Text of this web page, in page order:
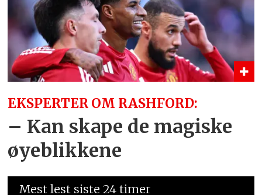
EKSPERTER OM RASHFORD:
– Kan skape de magiske
øyeblikkene
Mest lest siste 24 timer